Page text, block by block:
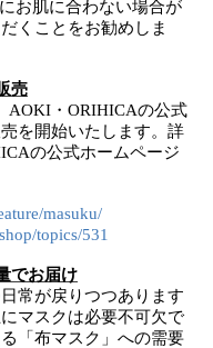
お肌に合わない場合が
くことをお勧めしま
売
AOKI・ORIHICAの公式
を開始いたします。詳
の公式ホームページ
masuku/
topics/531
でお届け
常が戻りつつあります
マスクは必要不可欠で
「布マスク」への需要